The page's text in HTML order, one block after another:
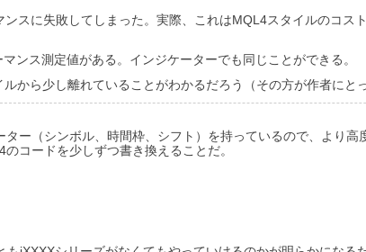
スに失敗してしまった。実際、これはMQL4スタイルのコス
ンス測定値がある。インジケーターでも同じことができる。
から少し離れていることがわかるだろう（その方が作者にと
ー（シンボル、時間枠、シフト）を持っているので、より高
コードを少しずつ書き換えることだ。